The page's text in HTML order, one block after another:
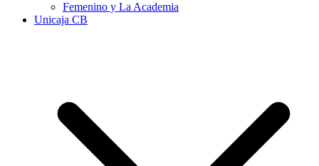
Femenino y La Academia
Unicaja CB